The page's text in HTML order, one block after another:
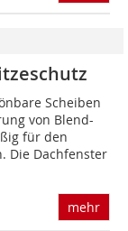
Scheiben
von Blend-
für den
Die Dachfenster
mehr